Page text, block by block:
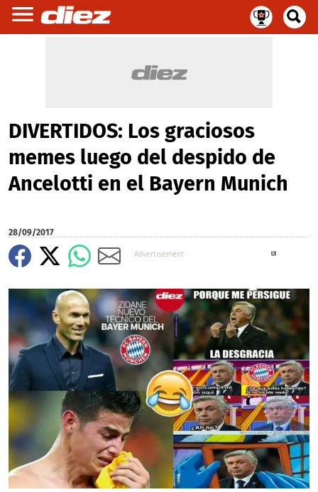
DIVERTIDOS: Los graciosos
memes luego del despido de
Ancelotti en el Bayern Munich
28/09/2017
X